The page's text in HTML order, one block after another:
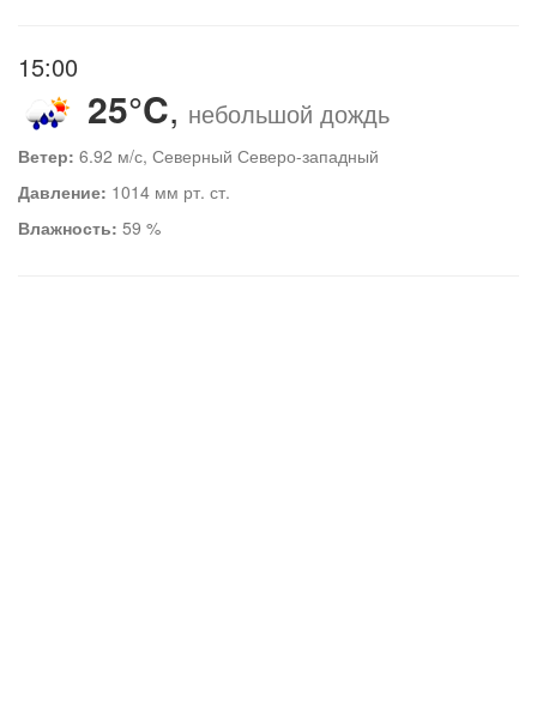
15:00
25°C, небольшой дождь
Ветер: 6.92 м/с, Северный Северо-западный
Давление: 1014 мм рт. ст.
Влажность: 59 %